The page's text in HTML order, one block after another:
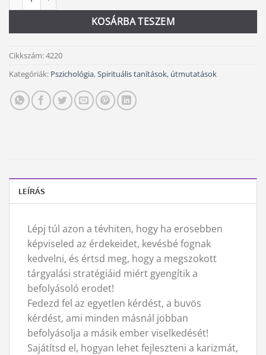
KOSÁRBA TESZEM
Cikkszám:4220
Kategóriák: Pszichológia,Spirituális tanítások, útmutatások
LEÍRÁS
Lépj túl azon a tévhiten, hogy ha erosebben
képviseled az érdekeidet, kevésbé fognak
kedvelni, és értsd meg, hogy a megszokott
tárgyalási stratégiáid miért gyengítik a
befolyásoló erodet!
Fedezd fel az egyetlen kérdést, a buvös
kérdést, ami minden másnál jobban
befolyásolja a másik ember viselkedését!
Sajátítsd el, hogyan lehet fejleszteni a karizmát,